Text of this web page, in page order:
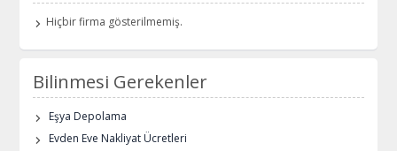
Hiçbir firma gösterilmemiş.
Bilinmesi Gerekenler
Eşya Depolama
Evden Eve Nakliyat Ücretleri